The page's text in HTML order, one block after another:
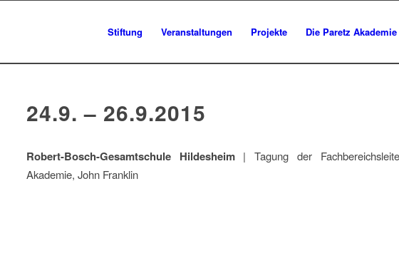
Stiftung Veranstaltungen Projekte Die Paretz Akademie
24.9. – 26.9.2015
Robert-Bosch-Gesamtschule Hildesheim| Tagung der
Akademie, John Franklin